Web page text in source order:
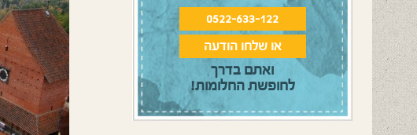
0522-633-122
או שלחו הודעה
ואתם בדרך
לחופשת החלומות!